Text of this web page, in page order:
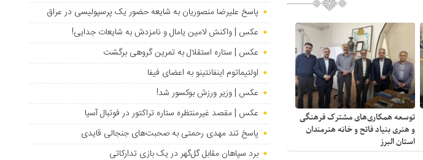
توسعه همکاری‌های مشترک فرهنگی
و هنری بنیاد فاتح و خانه هنرمندان
استان البرز
پاسخ علیرضا منصوریان به شایعه حضور یک پرسپولیسی در عراق
عکس | واکنش لامین یامال و نامزدش به شایعات جدایی!
عکس | ستاره استقلال به تمرین گروهی برگشت
اولتیماتوم اینفانتینو به اعضای فیفا
عکس | وزیر ورزش بوکسور شد!
عکس | مقصد غیرمنتظره ستاره تراکتور در فوتبال آسیا
پاسخ تند مهدی رحمتی به صحبت‌های جنجالی قایدی
برد سپاهان مقابل گل‌گهر در یک بازی تدارکاتی